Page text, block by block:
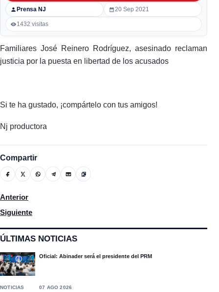
ÚLTIMAS NOTICIAS
Oficial: Abinader será el presidente del PRM
NOTICIAS 07 AGO 2026
Prensa NJ 20 Sep 2021
1432 visitas
Familiares José Reinero Rodríguez, asesinado reclaman
justicia por la puesta en libertad de los acusados
Si te ha gustado, ¡compártelo con tus amigos!
Nj productora
Compartir
Artículo anterior: En La Revista De La Noche, Antonio Rojas
Anterior
Artículo siguiente: Personalidades dan sus opiniones por inicio
Siguiente